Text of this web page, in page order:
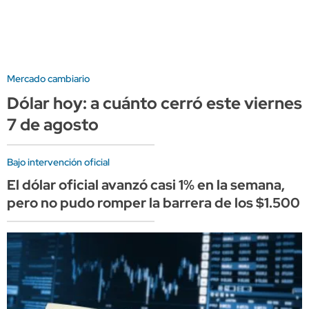
Mercado cambiario
Dólar hoy: a cuánto cerró este viernes
7 de agosto
Bajo intervención oficial
El dólar oficial avanzó casi 1% en la semana,
pero no pudo romper la barrera de los $1.500